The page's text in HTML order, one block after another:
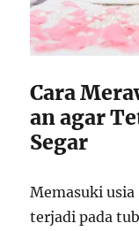
Cara
an agar
Segar
Memasuki
terjadi pada